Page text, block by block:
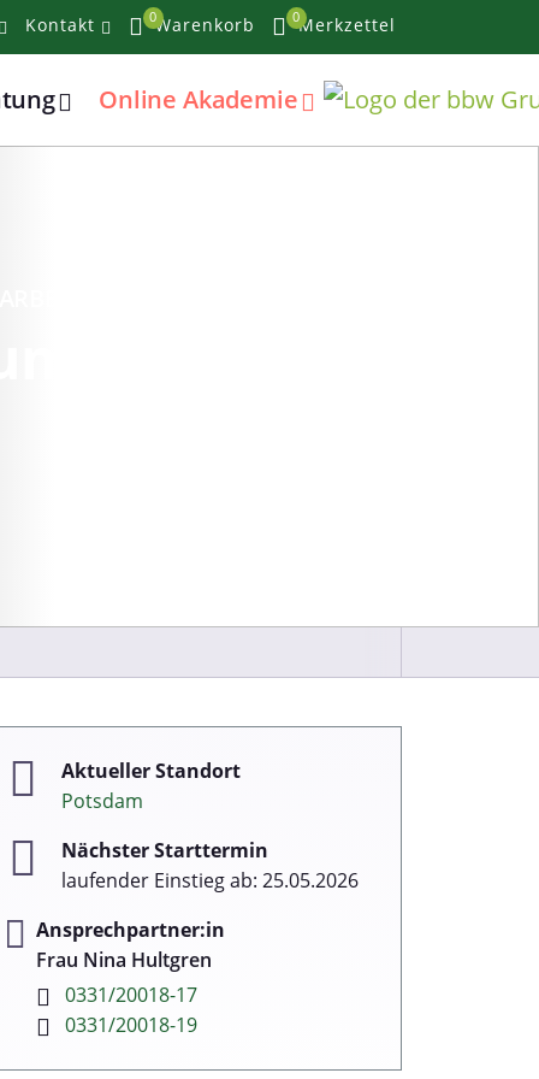
Kontakt 0Warenkorb 0Merkzettel
Online Akademie
Aktueller Standort
Potsdam
Nächster Starttermin
laufender Einstieg ab: 25.05.2026
Ansprechpartner:in
Frau Nina Hultgren
0331/20018-17
0331/20018-19